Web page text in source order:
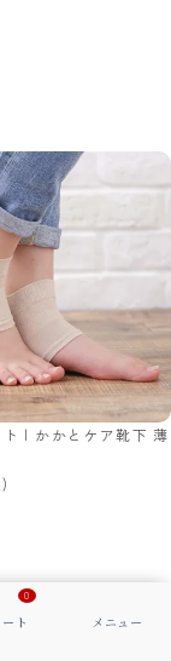
ト | かかとケア靴下 薄
0